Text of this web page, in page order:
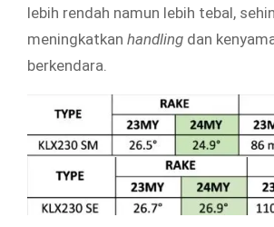
lebih rendah namun lebih tebal,
meningkatkan handling dan
berkendara.